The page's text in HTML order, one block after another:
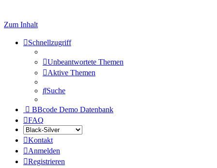
Zum Inhalt
Schnellzugriff
Unbeantwortete Themen
Aktive Themen
Suche
BBcode Demo Datenbank
FAQ
Kontakt
Anmelden
Registrieren